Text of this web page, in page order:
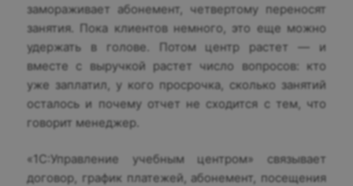
замораживает абонемент, четвертому переносят
занятия. Пока клиентов немного, это еще можно
удержать в голове. Потом центр растет — и
вместе с выручкой растет число вопросов: кто
уже заплатил, у кого просрочка, сколько занятий
осталось и почему отчет не сходится с тем, что
говорит менеджер.
«1С:Управление учебным центром» связывает
договор, график платежей, абонемент, посещения